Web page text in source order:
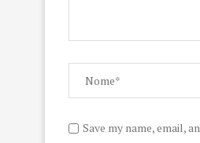
Save my name, email,